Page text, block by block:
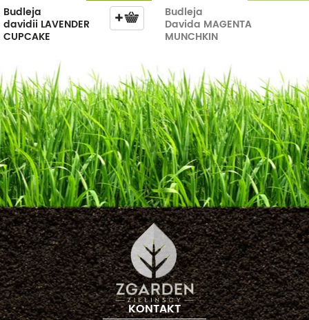
Budleja
davidii LAVENDER
CUPCAKE
Budleja
Davida MAGENTA
MUNCHKIN
KONTAKT